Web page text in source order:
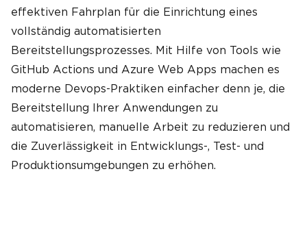
effektiven Fahrplan für die Einrichtung eines
vollständig automatisierten
Bereitstellungsprozesses. Mit Hilfe von Tools wie
GitHub Actions und Azure Web Apps machen es
moderne Devops-Praktiken einfacher denn je, die
Bereitstellung Ihrer Anwendungen zu
automatisieren, manuelle Arbeit zu reduzieren und
die Zuverlässigkeit in Entwicklungs-, Test- und
Produktionsumgebungen zu erhöhen.